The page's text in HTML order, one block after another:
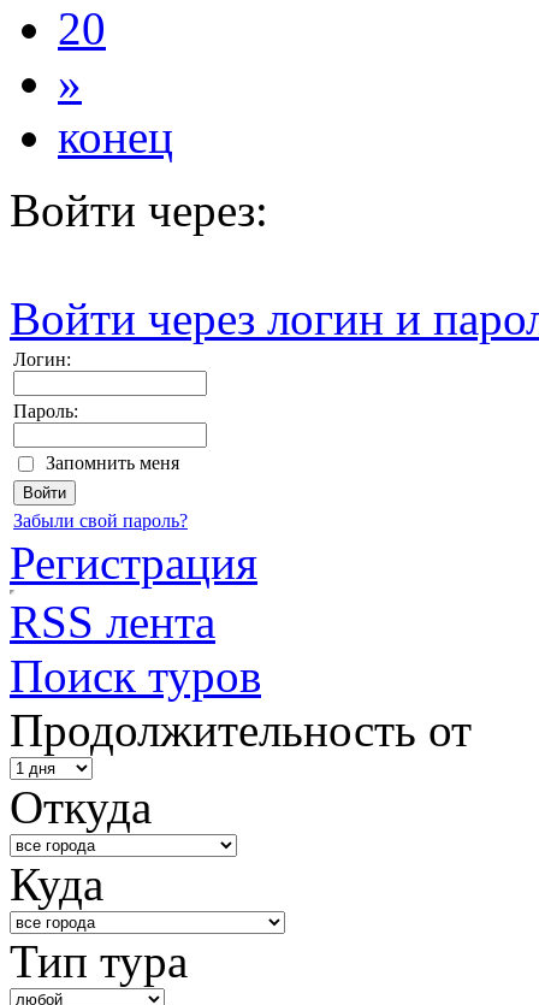
20
»
конец
Войти через:
Войти через логин и
Логин:
Пароль:
Запомнить меня
Забыли свой пароль?
Регистрация
RSS лента
Поиск туров
Продолжительность от
Откуда
Куда
Тип тура